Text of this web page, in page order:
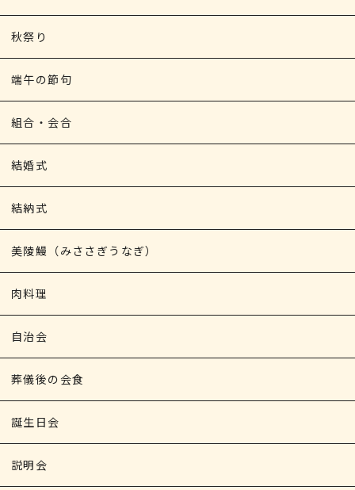
秋祭り
端午の節句
組合・会合
結婚式
結納式
美陵鰻（みささぎうなぎ）
肉料理
自治会
葬儀後の会食
誕生日会
説明会